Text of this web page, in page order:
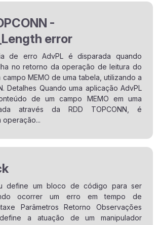
-
error
de erro AdvPL é disparada quando
no retorno da operação de leitura do
campo MEMO de uma tabela, utilizando a
Detalhes Quando uma aplicação AdvPL
de um campo MEMO em uma
através da RDD TOPCONN, é
operação...
define um bloco de código para ser
ocorrer um erro em tempo de
Parâmetros Retorno Observações
a atuação de um manipulador